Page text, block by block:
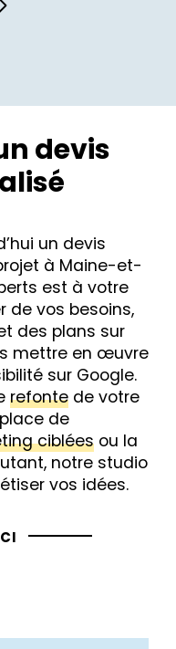
devis
un devis
à Maine-et-
est à votre
de vos besoins,
des plans sur
mettre en œuvre
sur Google.
refontede votre
de
ciblées ou la
notre studio
vos idées.